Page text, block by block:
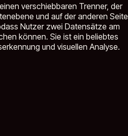
verschiebbaren Trenner, der
und auf der anderen Seite
Nutzer zwei Datensätze am
können. Sie ist ein beliebtes
und visuellen Analyse.